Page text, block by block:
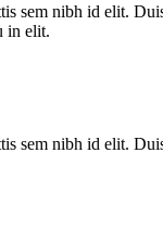
sem nibh id elit.
in elit.
sem nibh id elit.